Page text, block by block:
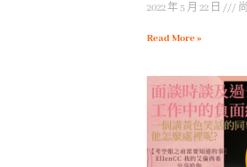
2022 年 5 月 22 日
Read More »